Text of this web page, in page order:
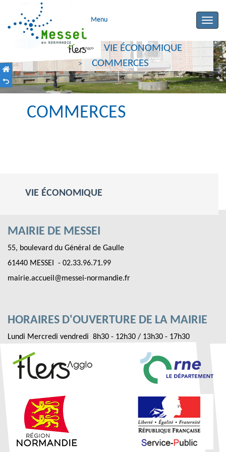
Toggle
Menu
ACCUEIL
VIE ÉCONOMIQUE
COMMERCES
COMMERCES
VIE ÉCONOMIQUE
MAIRIE DE MESSEI
55, boulevard du Général de Gaulle
61440 MESSEI - 02.33.96.71.99
mairie.accueil@messei-normandie.fr
HORAIRES D'OUVERTURE DE LA MAIRIE
Lundi Mercredi vendredi 8h30 - 12h30 / 13h30 - 17h30
Mardi Jeudi 8h30 - 12h30
Fermeture le samedi